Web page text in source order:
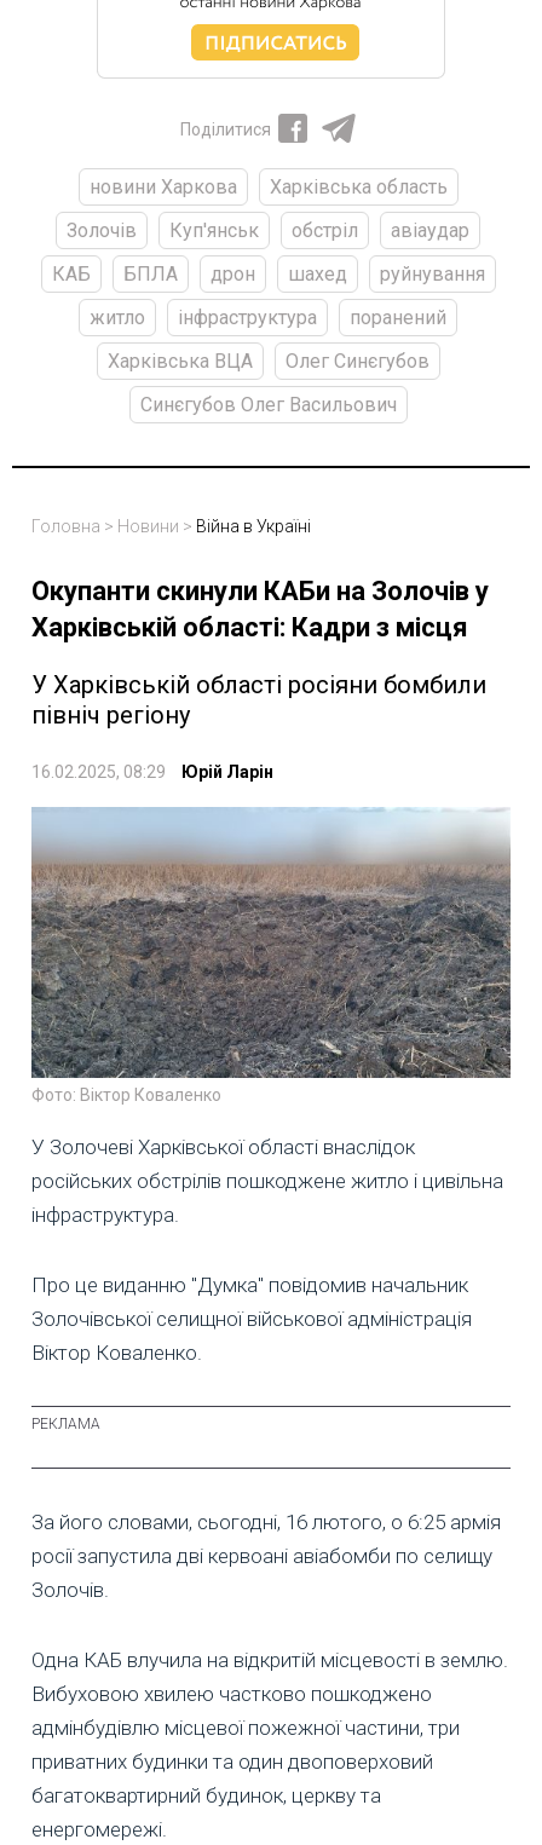
Поділитися
новини Харкова
Харківська область
Золочів
Куп'янськ обстріл
авіаудар
КАБ
БПЛА дрон шахед
руйнування
житло
інфраструктура
поранений
Харківська ВЦА
Олег Синєгубов
Синєгубов Олег Васильович
Головна > Новини > Війна в Україні
Окупанти скинули КАБи на Золочів у
Харківській області: Кадри з місця
У Харківській області росіяни бомбили
північ регіону
16.02.2025, 08:29 Юрій Ларін
Фото: Віктор Коваленко
У Золочеві Харківської області внаслідок
російських обстрілів пошкоджене житло і цивільна
інфраструктура.
Про це виданню "Думка" повідомив начальник
Золочівської селищної військової адміністрація
Віктор Коваленко.
За його словами, сьогодні, 16 лютого, о 6:25 армія
росії запустила дві кервоані авіабомби по селищу
Золочів.
Одна КАБ влучила на відкритій місцевості в землю.
Вибуховою хвилею частково пошкоджено
адмінбудівлю місцевої пожежної частини, три
приватних будинки та один двоповерховий
багатоквартирний будинок, церкву та
енергомережі.